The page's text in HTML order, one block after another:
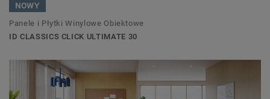
NOWY
Panele i Płytki Winylowe Obiektowe
ID CLASSICS CLICK ULTIMATE 30